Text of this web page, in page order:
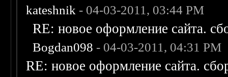
kateshnik - 04-03-2011, 03:44 PM
RE: новое оформление сайта.
Bogdan098 - 04-03-2011, 04:31 PM
RE: новое оформление сайта.